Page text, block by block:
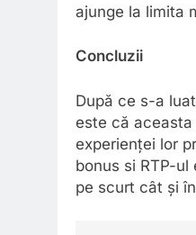
ajunge la limita
Concluzii
După ce s-a
este că
experienței lor
bonus si RTP-
pe scurt cât și